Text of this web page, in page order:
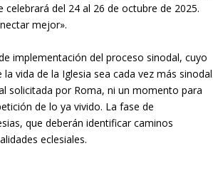
del 24 al 26 de octubre de 2025.
mejor».
implementación del proceso sinodal, cuyo
vida de la Iglesia sea cada vez más
solicitada por Roma, ni un momento para
de lo ya vivido. La fase de
que deberán identificar caminos
eclesiales.